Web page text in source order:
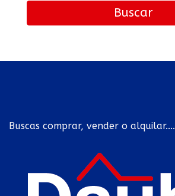
Buscar
Buscas comprar, vender o alquilar....